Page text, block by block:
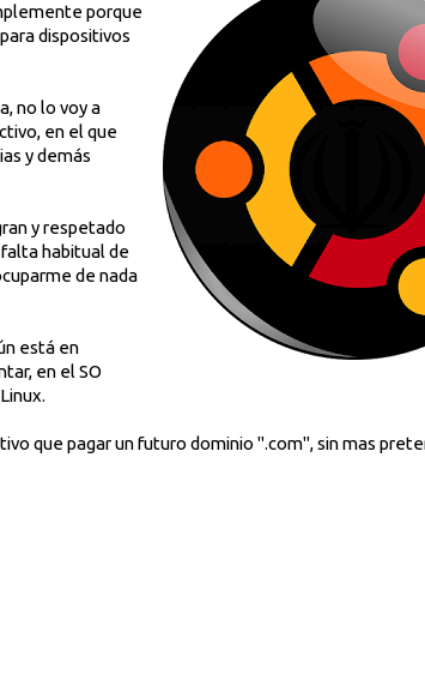
porque
dispositivos
no lo voy a
en el que
y demás
y respetado
habitual de
de nada
está en
en el SO
que pagar un futuro dominio ".com", sin mas